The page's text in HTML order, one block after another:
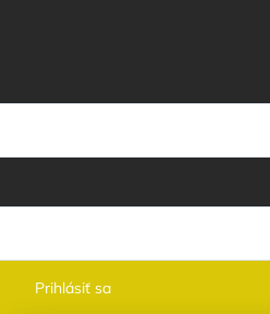
Prihlásiť sa